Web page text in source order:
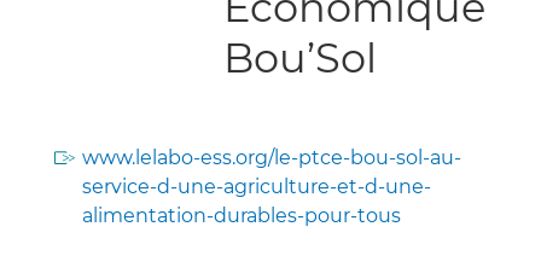
Bou’Sol
www.lelabo-ess.org/le-ptce-bou-sol-au-
service-d-une-agriculture-et-d-une-
alimentation-durables-pour-tous